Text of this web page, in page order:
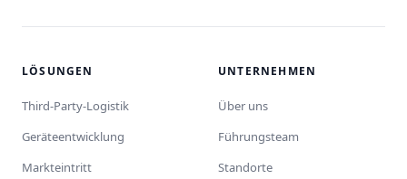
LÖSUNGEN
Third-Party-Logistik
Geräteentwicklung
Markteintritt
UNTERNEHMEN
Über uns
Führungsteam
Standorte